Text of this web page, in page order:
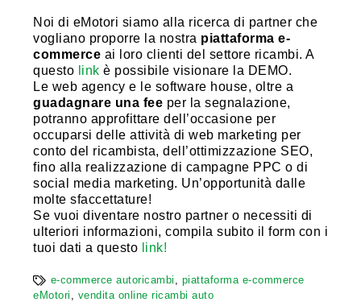
Noi di eMotori siamo alla ricerca di partner che
vogliano proporre la nostra piattaforma e-
commerce ai loro clienti del settore ricambi. A
questo link è possibile visionare la DEMO.
Le web agency e le software house, oltre a
guadagnare una fee per la segnalazione,
potranno approfittare dell’occasione per
occuparsi delle attività di web marketing per
conto del ricambista, dell’ottimizzazione SEO,
fino alla realizzazione di campagne PPC o di
social media marketing. Un’opportunità dalle
molte sfaccettature!
Se vuoi diventare nostro partner o necessiti di
ulteriori informazioni, compila subito il form con i
tuoi dati a questo link!
e-commerce autoricambi
piattaforma e-commerce
eMotori
vendita online ricambi auto